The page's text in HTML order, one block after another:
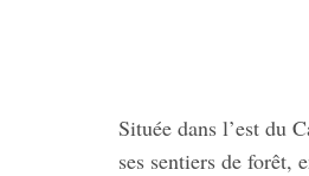
Située dans l’est du
ses sentiers de forêt,